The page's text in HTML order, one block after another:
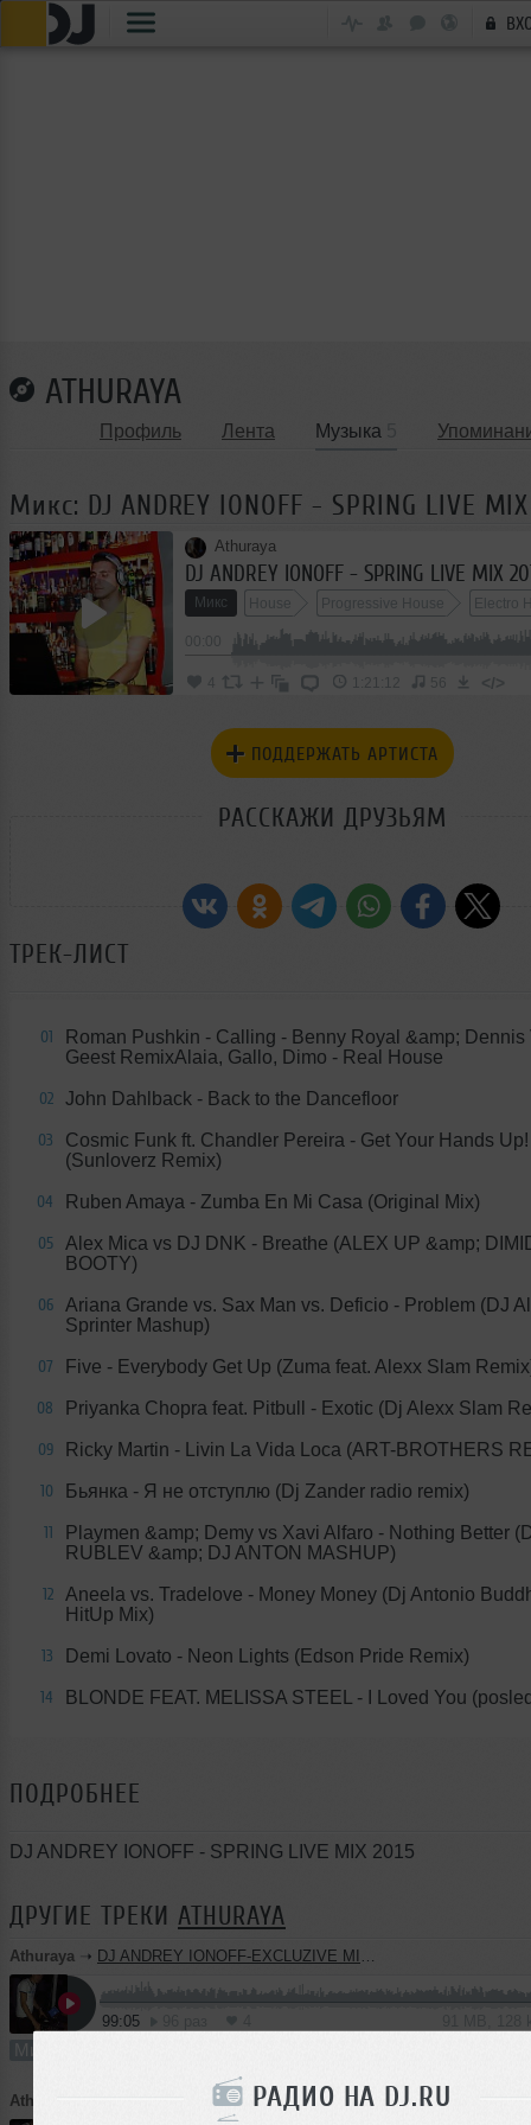
РАДИО НА DJ.RU
ATHURAYA
Профиль Лента Музыка
Микс: DJ ANDREY IONOFF - SPRING LIVE
Athuraya
DJ ANDREY IONOFF - SPRING LIVE MIX
Микс House Progressive House Electro
1:21:12 56 </>
ПОДДЕРЖАТЬ АРТИСТА
РАССКАЖИ ДРУЗЬЯМ
ТРЕК-ЛИСТ
01
Roman Pushkin - Calling - Benny Royal &amp; Dennis
Geest RemixAlaia, Gallo, Dimo - Real House
02 John Dahlback - Back to the Dancefloor
03
Cosmic Funk ft. Chandler Pereira - Get Your Hands Up!
(Sunloverz Remix)
04 Ruben Amaya - Zumba En Mi Casa (Original Mix)
05
Alex Mica vs DJ DNK - Breathe (ALEX UP &amp;
BOOTY)
06
Ariana Grande vs. Sax Man vs. Deficio - Problem (DJ
Sprinter Mashup)
07 Five - Everybody Get Up (Zuma feat. Alexx Slam
08 Priyanka Chopra feat. Pitbull - Exotic (Dj Alexx Slam
09 Ricky Martin - Livin La Vida Loca (ART-BROTHERS
10 Бьянка - Я не отступлю (Dj Zander radio remix)
11
Playmen &amp; Demy vs Xavi Alfaro - Nothing Better
RUBLEV &amp; DJ ANTON MASHUP)
12
Aneela vs. Tradelove - Money Money (Dj Antonio
HitUp Mix)
13 Demi Lovato - Neon Lights (Edson Pride Remix)
14 BLONDE FEAT. MELISSA STEEL - I Loved You
ПОДРОБНЕЕ
DJ ANDREY IONOFF - SPRING LIVE MIX 2015
ДРУГИЕ ТРЕКИ ATHURAYA
Athuraya ➝ DJ ANDREY IONOFF-EXCLUZIVE MIX ENDLESS SUMMER
99:05
Микс
Athuraya DJ ANDREY IONOFF - LIVE SPRING MIX